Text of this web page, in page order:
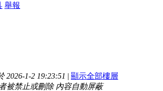
舉報
2026-1-2 19:23:51 | 顯示全部樓層
被禁止或刪除 內容自動屏蔽